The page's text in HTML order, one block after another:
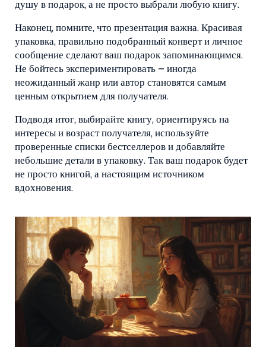
душу в подарок, а не просто выбрали любую книгу.
Наконец, помните, что презентация важна. Красивая
упаковка, правильно подобранный конверт и личное
сообщение сделают ваш подарок запоминающимся.
Не бойтесь экспериментировать – иногда
неожиданный жанр или автор становятся самым
ценным открытием для получателя.
Подводя итог, выбирайте книгу, ориентируясь на
интересы и возраст получателя, используйте
проверенные списки бестселлеров и добавляйте
небольшие детали в упаковку. Так ваш подарок будет
не просто книгой, а настоящим источником
вдохновения.